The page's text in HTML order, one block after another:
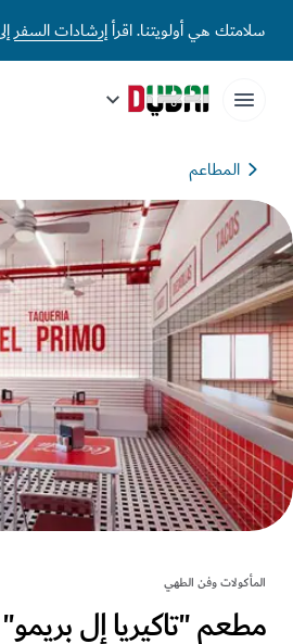
هي أولويتنا. اقرأإرشادات السفرإلى دبي.
المطاعم
وفن الطهي
"تاكيريا إل بريمو"